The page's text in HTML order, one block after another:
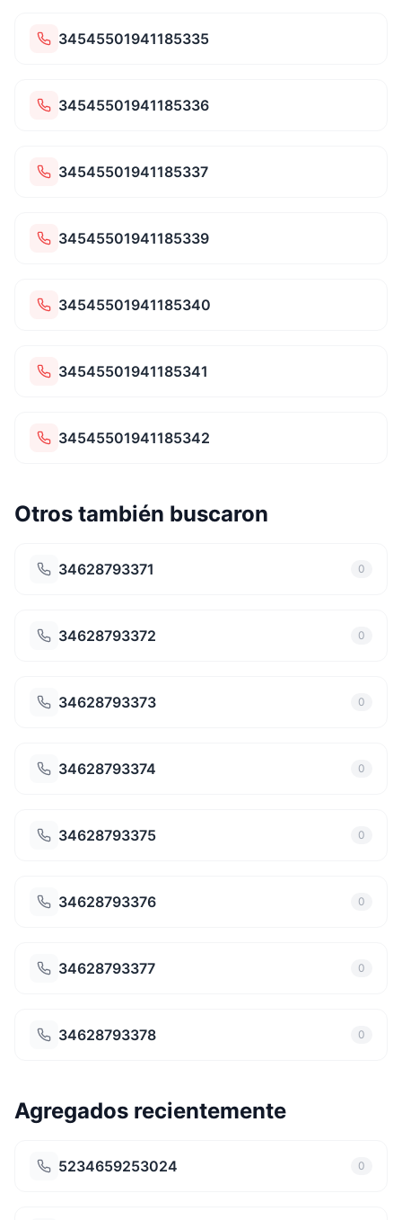
34545501941185335
34545501941185336
34545501941185337
34545501941185339
34545501941185340
34545501941185341
34545501941185342
Otros también buscaron
34628793371 0
34628793372 0
34628793373 0
34628793374 0
34628793375 0
34628793376 0
34628793377 0
34628793378 0
Agregados recientemente
5234659253024 0